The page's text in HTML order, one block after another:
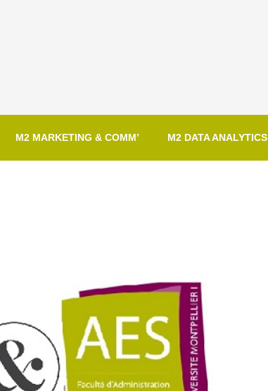
M2 MARKETING & COMM’ M2 DATA ANALYTICS